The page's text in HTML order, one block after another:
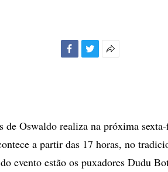
Oswaldo realiza na próxima
a partir das 17 horas, no
evento estão os puxadores Dudu